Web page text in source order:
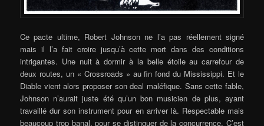
Ce pacte ultime, Robert Johnson ne l’a pas réellement signé
mais il l’a fait croire jusqu’à cette mort dans des conditions
intrigantes. Une nuit à dormir à la belle étoile au carrefour de
deux routes, un « Crossroads » au fin fond du Mississippi. Et le
Diable vient alors proposer son deal maléfique. Sans cette fable,
Johnson n’aurait juste été qu’un bon musicien de plus, ayant
travaillé dur son instrument pour en arriver là. Respectable mais
beaucoup trop banal, pour se distinguer de la concurrence. C’est